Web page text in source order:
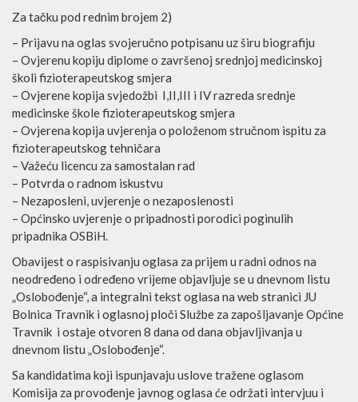
Za tačku pod rednim brojem 2)
– Prijavu na oglas svojeručno potpisanu uz širu biografiju
– Ovjerenu kopiju diplome o završenoj srednjoj medicinskoj
školi fizioterapeutskog smjera
– Ovjerene kopija svjedožbi I,II,III i IV razreda srednje
medicinske škole fizioterapeutskog smjera
– Ovjerena kopija uvjerenja o položenom stručnom ispitu za
fizioterapeutskog tehničara
– Važeću licencu za samostalan rad
– Potvrda o radnom iskustvu
– Nezaposleni, uvjerenje o nezaposlenosti
– Općinsko uvjerenje o pripadnosti porodici poginulih
pripadnika OSBiH.
Obavijest o raspisivanju oglasa za prijem u radni odnos na
neodređeno i određeno vrijeme objavljuje se u dnevnom listu
„Oslobođenje“, a integralni tekst oglasa na web stranici JU
Bolnica Travnik i oglasnoj ploči Službe za zapošljavanje Općine
Travnik i ostajeotvoren 8 dana od dana objavljivanja u
dnevnom listu „Oslobođenje“.
Sa kandidatima koji ispunjavaju uslove tražene oglasom
Komisija za provođenje javnog oglasa će održati intervjuu i